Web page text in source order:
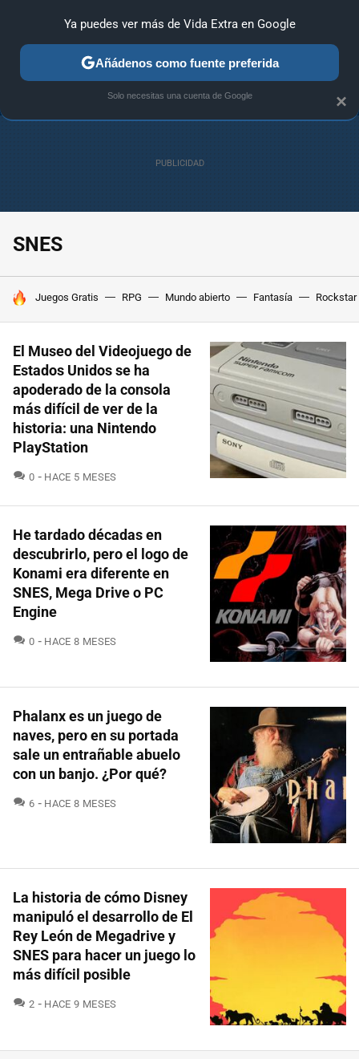
ANÁLISIS GUÍAS Y TRUCOS PC SONY NINTENDO
SNES
HOY SE HABLA DE
Juegos Gratis RPG Mundo abierto Fantasía Rockstar
El Museo del Videojuego de
Estados Unidos se ha
apoderado de la consola
más difícil de ver de la
historia: una Nintendo
PlayStation
0 COMENTARIOS
HACE 5 MESES
He tardado décadas en
descubrirlo, pero el logo de
Konami era diferente en
SNES, Mega Drive o PC
Engine
0 COMENTARIOS
HACE 8 MESES
Phalanx es un juego de
naves, pero en su portada
sale un entrañable abuelo
con un banjo. ¿Por qué?
6 COMENTARIOS
HACE 8 MESES
La historia de cómo Disney
manipuló el desarrollo de El
Rey León de Megadrive y
SNES para hacer un juego lo
más difícil posible
2 COMENTARIOS
HACE 9 MESES
×
Ya puedes ver más de Vida Extra en Google
Añádenos como fuente preferida
Solo necesitas una cuenta de Google